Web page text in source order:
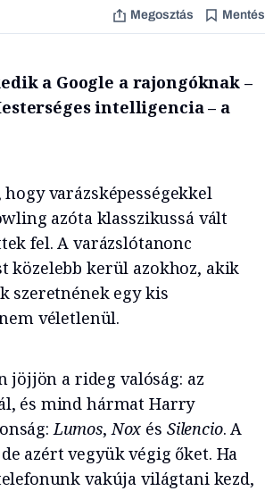
Megosztás Mentés
a Google a rajongóknak –
intelligencia – a
varázsképességekkel
azóta klasszikussá vált
fel. A varázslótanonc
közelebb kerül azokhoz, akik
szeretnének egy kis
véletlenül.
jöjjön a rideg valóság: az
és mind hármat Harry
Lumos, Nox és Silencio. A
azért vegyük végig őket. Ha
vakúja világtani kezd,